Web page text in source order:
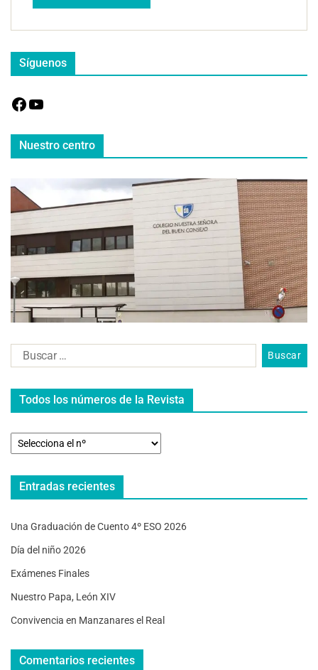
Síguenos
Nuestro centro
Todos los números de la Revista
Entradas recientes
Una Graduación de Cuento 4º ESO 2026
Día del niño 2026
Exámenes Finales
Nuestro Papa, León XIV
Convivencia en Manzanares el Real
Comentarios recientes